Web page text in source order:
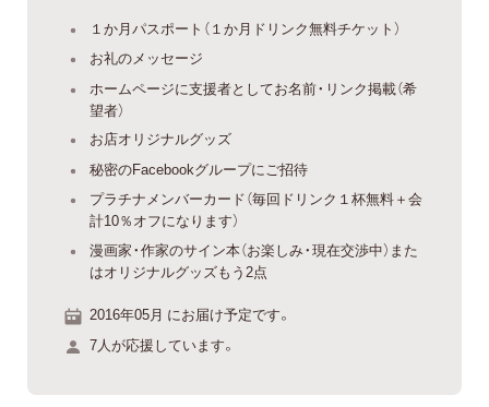
１か月パスポート（１か月ドリンク無料チケット）
お礼のメッセージ
ホームページに支援者としてお名前・リンク掲載（希
望者）
お店オリジナルグッズ
秘密のFacebookグループにご招待
プラチナメンバーカード（毎回ドリンク１杯無料＋会
計10％オフになります）
漫画家・作家のサイン本（お楽しみ・現在交渉中）また
はオリジナルグッズもう2点
2016年05月 にお届け予定です。
7人が応援しています。